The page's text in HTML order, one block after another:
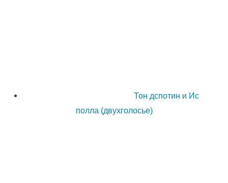
Тон дспотин и Ис
полла (двухголосье)